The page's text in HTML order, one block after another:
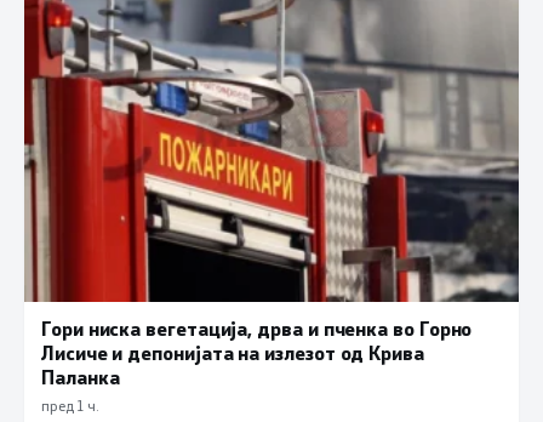
Гори ниска вегетација, дрва и пченка во Горно
Лисиче и депонијата на излезот од Крива
Паланка
пред 1 ч.